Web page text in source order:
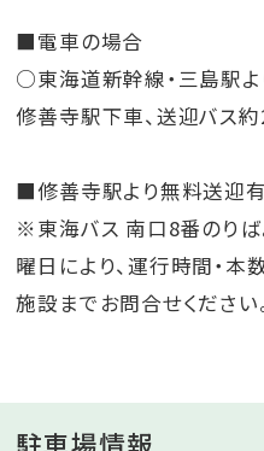
■電車の場合
○東海道新幹線・三島駅
修善寺駅下車、送迎バス約
■修善寺駅より無料送迎有
※東海バス 南口8番のりば
曜日により、運行時間・本
施設までお問合せください